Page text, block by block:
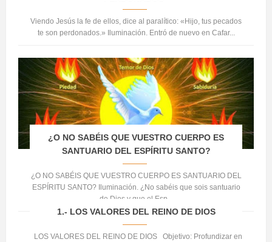
Viendo Jesús la fe de ellos, dice al paralítico: «Hijo, tus pecados
te son perdonados.» Iluminación. Entró de nuevo en Cafar...
¿O NO SABÉIS QUE VUESTRO CUERPO ES
SANTUARIO DEL ESPÍRITU SANTO?
¿O NO SABÉIS QUE VUESTRO CUERPO ES SANTUARIO DEL
ESPÍRITU SANTO? Iluminación. ¿No sabéis que sois santuario
de Dios y que el Esp...
1.- LOS VALORES DEL REINO DE DIOS
LOS VALORES DEL REINO DE DIOS Objetivo: Profundizar en